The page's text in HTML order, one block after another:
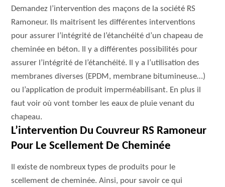
Demandez l’intervention des maçons de la société RS
Ramoneur. Ils maitrisent les différentes interventions
pour assurer l’intégrité de l’étanchéité d’un chapeau de
cheminée en béton. Il y a différentes possibilités pour
assurer l’intégrité de l’étanchéité. Il y a l’utilisation des
membranes diverses (EPDM, membrane bitumineuse…)
ou l’application de produit imperméabilisant. En plus il
faut voir où vont tomber les eaux de pluie venant du
chapeau.
L’intervention Du Couvreur RS Ramoneur
Pour Le Scellement De Cheminée
Il existe de nombreux types de produits pour le
scellement de cheminée. Ainsi, pour savoir ce qui